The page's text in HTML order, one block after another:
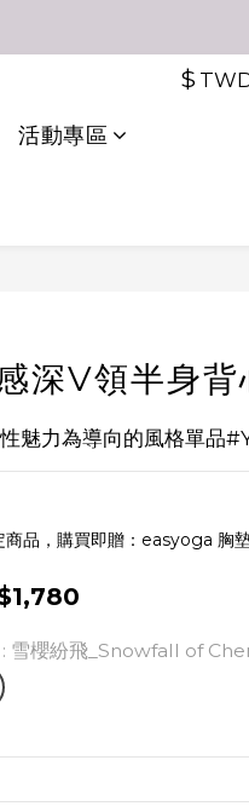
$
活動專區
深V領半身背
魅力為導向的風格單品
商品，購買即贈：easyoga 胸
: 雪櫻紛飛_Snowfall of